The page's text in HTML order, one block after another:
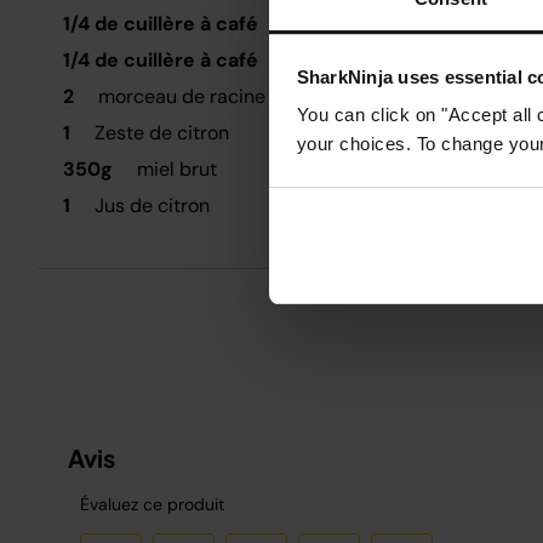
SharkNinja uses essential
You can click on "Accept all
your choices. To change
1/4 de cuillère à café
1/4 de cuillère à café
2
morceau de racine de G g g g g g
1
Zeste de citron
350g
miel brut
1
Jus de citron